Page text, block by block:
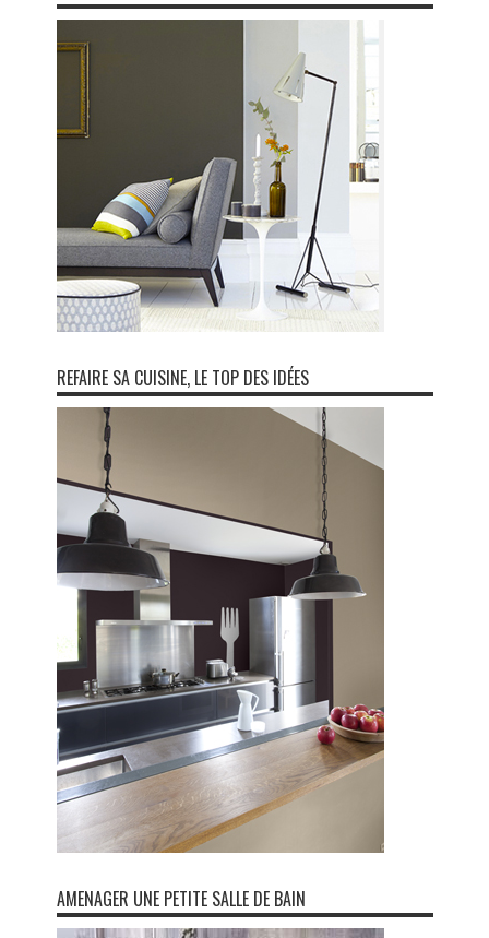
REFAIRE SA CUISINE, LE TOP DES IDÉES
AMENAGER UNE PETITE SALLE DE BAIN